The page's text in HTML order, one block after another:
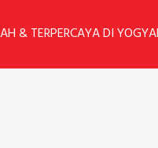
KOLEKSI SEPEDA